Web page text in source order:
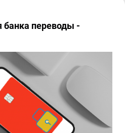
банка переводы -